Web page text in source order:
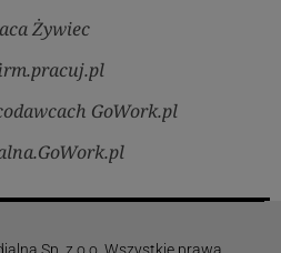
Żywiec
GoWork.pl